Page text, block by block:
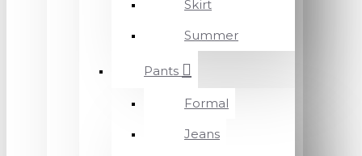
Skirt
Summer
Pants
Formal
Jeans